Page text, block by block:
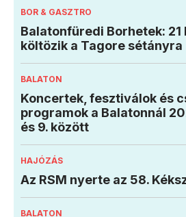
BOR & GASZTRO
Balatonfüredi Borhetek: 21
költözik a Tagore sétányra
BALATON
Koncertek, fesztiválok és
programok a Balatonnál
és 9. között
HAJÓZÁS
Az RSM nyerte az 58.
BALATON